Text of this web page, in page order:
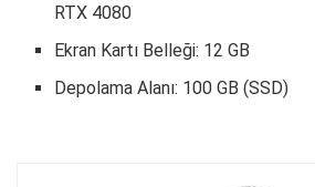
RTX 4080
Ekran Kartı Belleği: 12 GB
Depolama Alanı: 100 GB (SSD)